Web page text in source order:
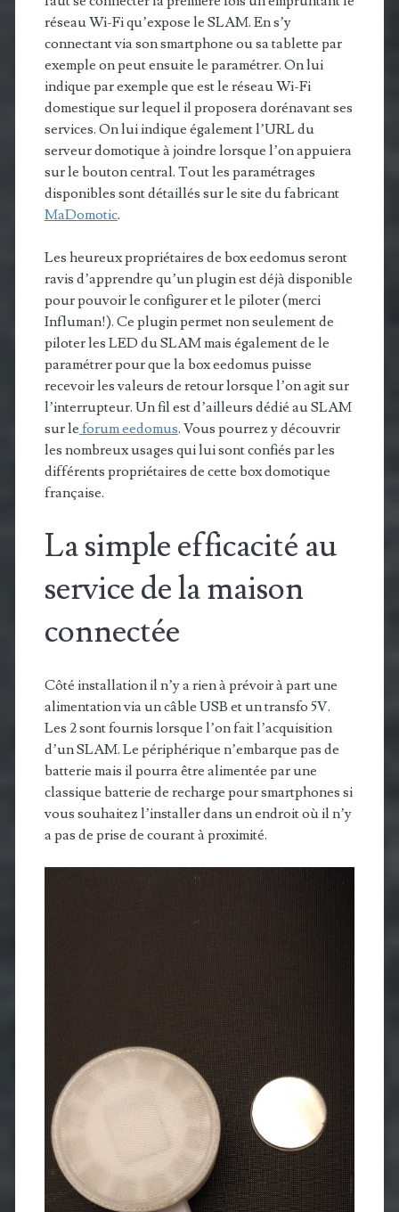
réseau Wi-Fi qu’expose le SLAM. En s’y
connectant via son smartphone ou sa tablette par
exemple on peut ensuite le paramétrer. On lui
indique par exemple que est le réseau Wi-Fi
domestique sur lequel il proposera dorénavant ses
services. On lui indique également l’URL du
serveur domotique à joindre lorsque l’on appuiera
sur le bouton central. Tout les paramétrages
disponibles sont détaillés sur le site du fabricant
MaDomotic.
Les heureux propriétaires de box eedomus seront
ravis d’apprendre qu’un plugin est déjà disponible
pour pouvoir le configurer et le piloter (merci
Influman!). Ce plugin permet non seulement de
piloter les LED du SLAM mais également de le
paramétrer pour que la box eedomus puisse
recevoir les valeurs de retour lorsque l’on agit sur
l’interrupteur. Un fil est d’ailleurs dédié au SLAM
sur le forum eedomus. Vous pourrez y découvrir
les nombreux usages qui lui sont confiés par les
différents propriétaires de cette box domotique
française.
La simple efficacité au
service de la maison
connectée
Côté installation il n’y a rien à prévoir à part une
alimentation via un câble USB et un transfo 5V.
Les 2 sont fournis lorsque l’on fait l’acquisition
d’un SLAM. Le périphérique n’embarque pas de
batterie mais il pourra être alimentée par une
classique batterie de recharge pour smartphones si
vous souhaitez l’installer dans un endroit où il n’y
a pas de prise de courant à proximité.